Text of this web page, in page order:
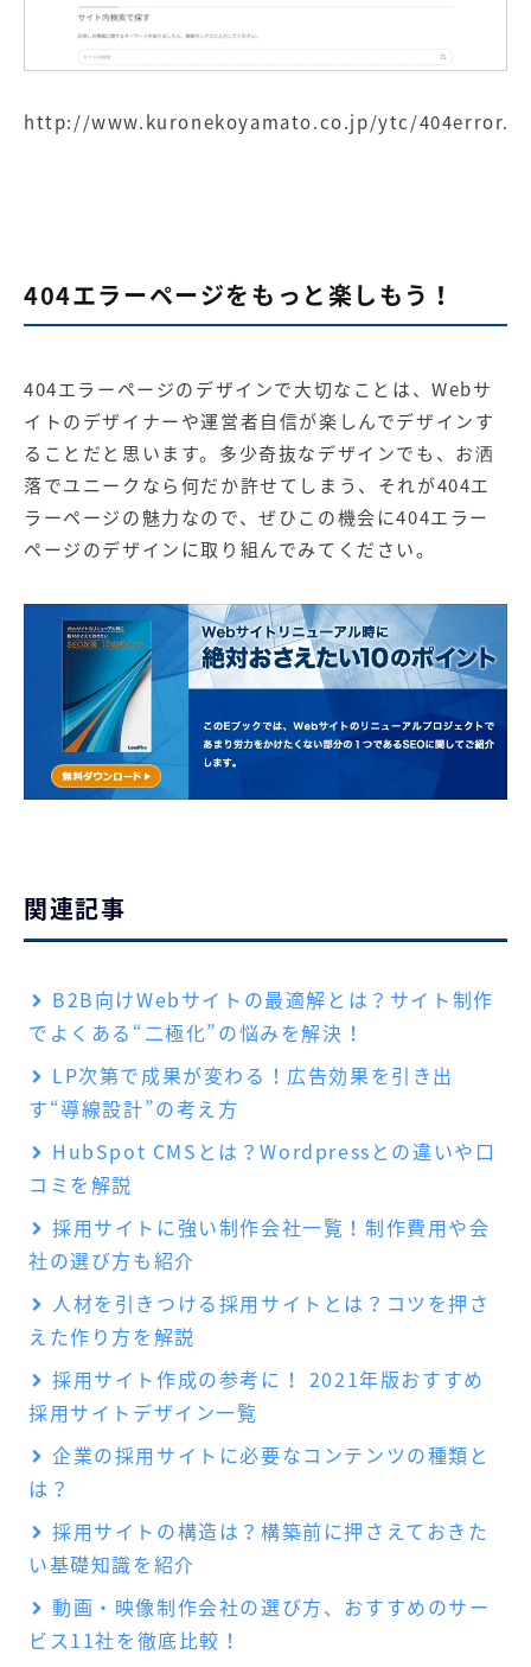
http://www.kuronekoyamato.co.jp/ytc/
404エラーページをもっと楽しもう！
404エラーページのデザインで大切なことは、Webサ
イトのデザイナーや運営者自信が楽しんでデザインす
ることだと思います。多少奇抜なデザインでも、お洒
落でユニークなら何だか許せてしまう、それが404エ
ラーページの魅力なので、ぜひこの機会に404エラー
ページのデザインに取り組んでみてください。
関連記事
B2B向けWebサイトの最適解とは？サイト制作
でよくある“二極化”の悩みを解決！
LP次第で成果が変わる！広告効果を引き出
す“導線設計”の考え方
HubSpot CMSとは？Wordpressとの違いや口
コミを解説
採用サイトに強い制作会社一覧！制作費用や会
社の選び方も紹介
人材を引きつける採用サイトとは？コツを押さ
えた作り方を解説
採用サイト作成の参考に！ 2021年版おすすめ
採用サイトデザイン一覧
企業の採用サイトに必要なコンテンツの種類と
は？
採用サイトの構造は？構築前に押さえておきた
い基礎知識を紹介
動画・映像制作会社の選び方、おすすめのサー
ビス11社を徹底比較！